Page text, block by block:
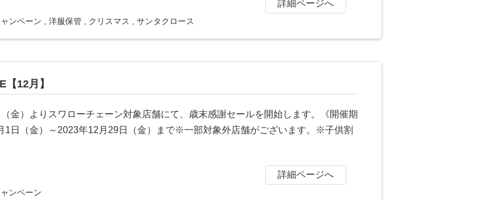
詳細ページへ
ンペーン 洋服保管 クリスマス サンタクロース
12月】
金）よりスワローチェーン対象店舗にて、歳末感謝セールを開始します。《開催期
1日（金）～2023年12月29日（金）まで※一部対象外店舗がございます。※子供割
詳細ページへ
ンペーン